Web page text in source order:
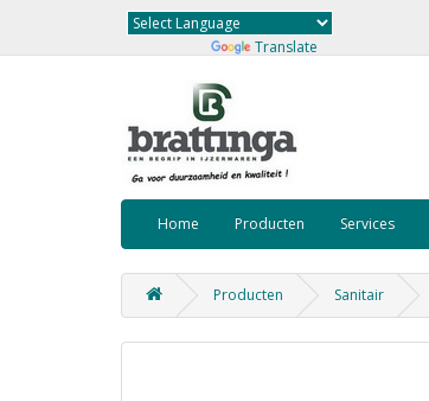
Translate
Home Producten Services
Producten Sanitair